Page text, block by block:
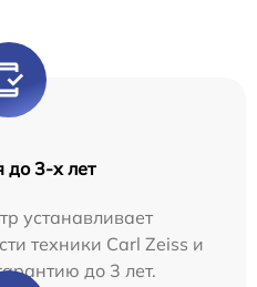
до 3-х лет
устанавливает
техники Carl Zeiss и
до 3 лет.